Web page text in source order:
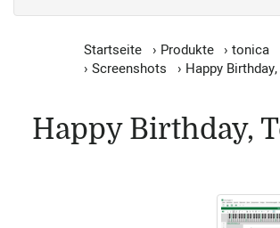
Startseite › Produkte › tonica
› Screenshots › Happy
Happy Birthday,